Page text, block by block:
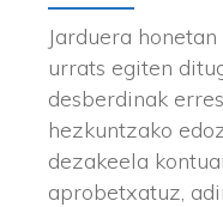
Jarduera
urrats egiten
desberdinak
hezkuntzako
dezakeela
aprobetxatuz,